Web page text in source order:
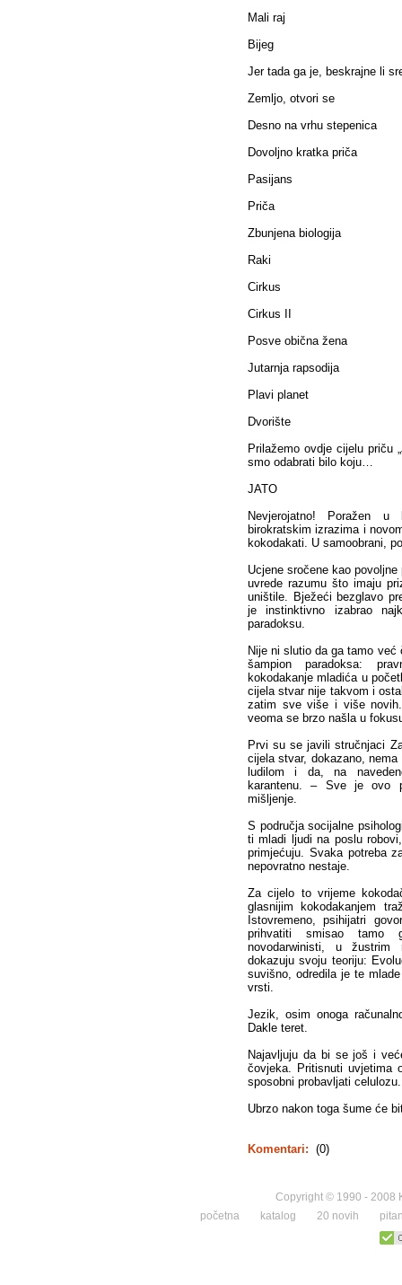
Mali raj
Bijeg
Jer tada ga je, beskrajne li
Zemljo, otvori se
Desno na vrhu stepenica
Dovoljno kratka priča
Pasijans
Priča
Zbunjena biologija
Raki
Cirkus
Cirkus II
Posve obična žena
Jutarnja rapsodija
Plavi planet
Dvorište
Prilažemo ovdje cijelu priču
smo odabrati bilo koju…
JATO
Nevjerojatno! Poražen
birokratskim izrazima i
kokodakati. U samoobrani,
Ucjene sročene kao
uvrede razumu što imaju
uništile. Bježeći bezglavo
je instinktivno izabrao
paradoksu.
Nije ni slutio da ga tamo
šampion paradoksa:
kokodakanje mladića u
cijela stvar nije takvom i
zatim sve više i više
veoma se brzo našla u
Prvi su se javili stručnjaci
cijela stvar, dokazano,
ludilom i da, na
karantenu. – Sve je ovo
mišljenje.
S područja socijalne
ti mladi ljudi na poslu
primjećuju. Svaka potreba
nepovratno nestaje.
Za cijelo to vrijeme
glasnijim kokodakanjem
Istovremeno, psihijatri
prihvatiti smisao tamo
novodarwinisti, u žustrim
dokazuju svoju teoriju:
suvišno, odredila je te
vrsti.
Jezik, osim onoga
Dakle teret.
Najavljuju da bi se još i
čovjeka. Pritisnuti uvjetima
sposobni probavljati celulozu.
Ubrzo nakon toga šume će
Komentari: (0)
Copyright © 1990 - 2008
početna
katalog 20 novih